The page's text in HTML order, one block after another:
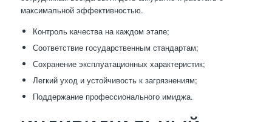
максимальной эффективностью.
Контроль качества на каждом этапе;
Соответствие государственным стандартам;
Сохранение эксплуатационных характеристик;
Легкий уход и устойчивость к загрязнениям;
Поддержание профессионального имиджа.